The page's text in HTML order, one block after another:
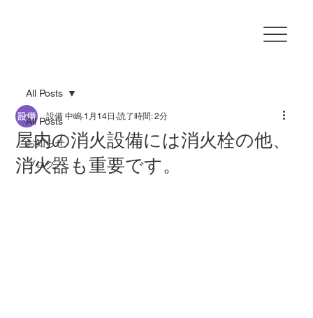
All Posts
お知らせ
ブログ
All Posts
屋内の消火設備には消火栓の他、
消火器も重要です。
設備 中嶋 1月14日 読了時間: 2分